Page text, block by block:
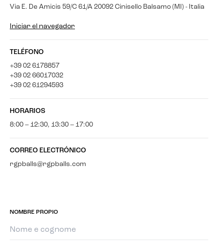
Via E. De Amicis 59/C 61/A 20092 Cinisello Balsamo (MI) - Italia
Iniciar el navegador
TELÉFONO
+39 02 6178857
+39 02 66017032
+39 02 61294593
HORARIOS
8:00 – 12:30, 13:30 – 17:00
CORREO ELECTRÓNICO
rgpballs@rgpballs.com
NOMBRE PROPIO